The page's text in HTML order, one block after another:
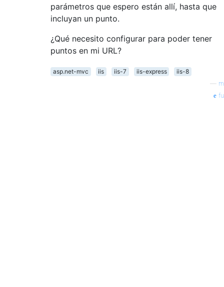
parámetros que espero están allí, hasta que
incluyan un punto.
¿Qué necesito configurar para poder tener
puntos en mi URL?
asp.net-mvc iis iis-7 iis-express
iis-8